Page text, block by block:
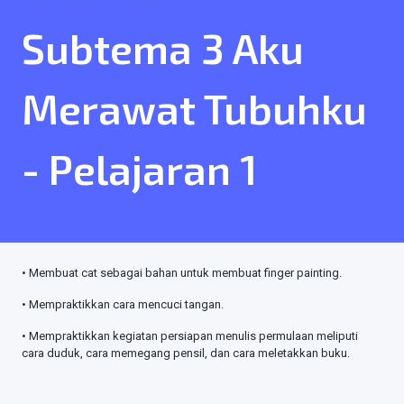
Subtema 3 Aku
Merawat Tubuhku
- Pelajaran 1
• Membuat cat sebagai bahan untuk membuat finger painting.
• Mempraktikkan cara mencuci tangan.
• Mempraktikkan kegiatan persiapan menulis permulaan meliputi
cara duduk, cara memegang pensil, dan cara meletakkan buku.